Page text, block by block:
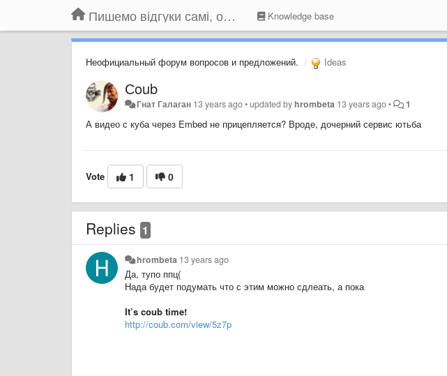
Пишемо відгуки самі, обговорюємо інші ідеї та пропозиції до Громадського Телебачення Knowledge base
Неофициальный форум вопросов и предложений. Ideas
Сoub
Гнат Галаган 13 years ago•updated byhrombeta 13 years ago• 1
А видео с куба через Embed не прицепляется? Вроде, дочерний сервис ютьба
Vote 1 0
Replies 1
hrombeta 13 years ago
Да, тупо ппц(
Нада будет подумать что с этим можно сдлеать, а пока
It’s coub time!
http://coub.com/view/5z7p